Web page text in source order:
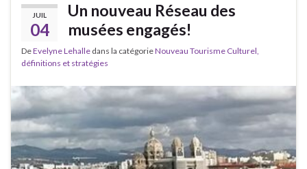
JUIL
04
Un nouveau Réseau des
musées engagés!
DeEvelyne Lehalle dans la catégorieNouveau Tourisme Culturel,
définitions et stratégies